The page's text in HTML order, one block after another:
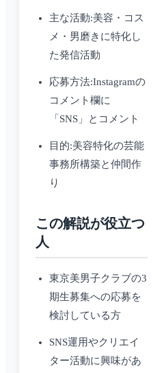
主な活動:美容・コス
メ・男磨きに特化し
た発信活動
応募方法:Instagramの
コメント欄に
「SNS」とコメント
目的:美容特化の芸能
事務所構築と仲間作
り
この解説が役立つ
人
東京美男子クラブの3
期生募集への応募を
検討している方
SNS運用やクリエイ
ター活動に興味があ